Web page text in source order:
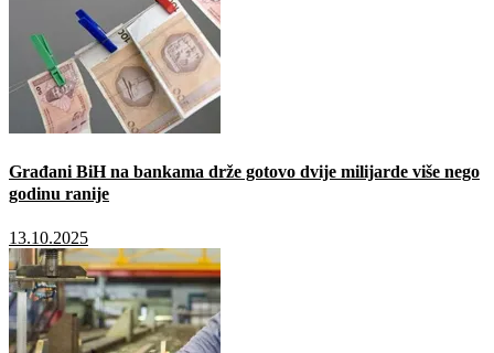
Građani BiH na bankama drže gotovo dvije milijarde više nego
godinu ranije
13.10.2025